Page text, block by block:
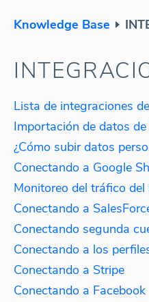
Knowledge Base
Lista de integraciones
Importación de datos
¿Cómo subir datos
Conectando a Google
Monitoreo del tráfico
Conectando a
Conectando segunda
Conectando a los
Conectando a Stripe
Conectando a Facebook